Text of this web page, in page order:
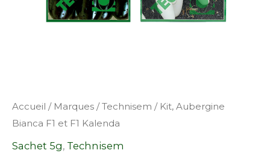
Accueil / Marques /Technisem / Kit, Aubergine
Bianca F1 et F1 Kalenda
Sachet 5g, Technisem